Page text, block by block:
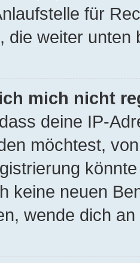
für
die weiter unten
mich nicht
deine IP-
möchtest,
keine neuen
wende dich